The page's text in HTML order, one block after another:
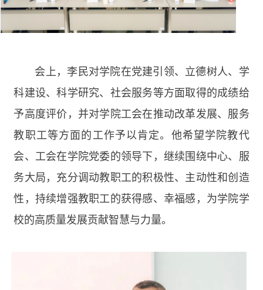
会上，李民对学院在党建引领、立德树人、学
科建设、科学研究、社会服务等方面取得的成绩给
予高度评价，并对学院工会在推动改革发展、服务
教职工等方面的工作予以肯定。他希望学院教代
会、工会在学院党委的领导下，继续围绕中心、服
务大局，充分调动教职工的积极性、主动性和创造
性，持续增强教职工的获得感、幸福感，为学院学
校的高质量发展贡献智慧与力量。